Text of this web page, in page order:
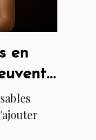
en
?